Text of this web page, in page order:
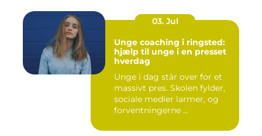
03. Jul
Unge coaching i ringsted:
hjælp til unge i en presset
hverdag
Unge i dag står over for et
massivt pres. Skolen fylder,
sociale medier larmer, og
forventningerne ...